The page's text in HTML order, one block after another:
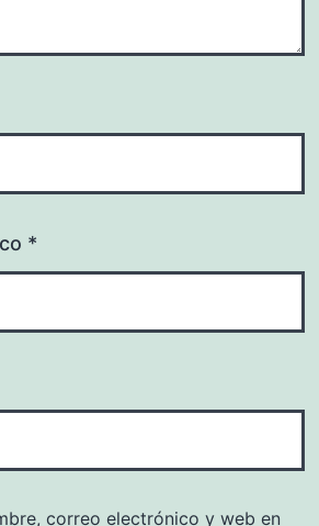
*
correo electrónico y web en